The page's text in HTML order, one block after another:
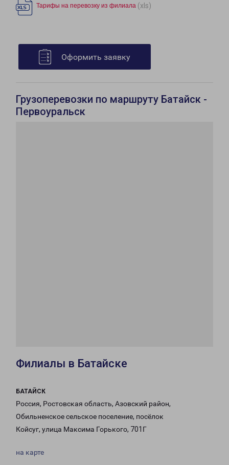
Тарифы на перевозку из филиала (xls)
Оформить заявку
Грузоперевозки по маршруту Батайск -
Первоуральск
Филиалы в Батайске
БАТАЙСК
Россия, Ростовская область, Азовский район,
Обильненское сельское поселение, посёлок
Койсуг, улица Максима Горького, 701Г
на карте